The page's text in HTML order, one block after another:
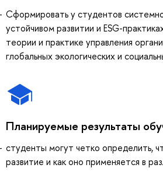
Сформировать у студентов
устойчивом развитии и ESG-
теории и практике управления
глобальных экологических и
Планируемые результаты
студенты могут четко определить,
развитие и как оно применяется в